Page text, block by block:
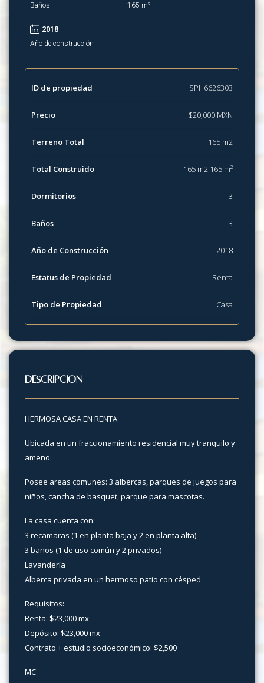
Baños 165 m²
2018
Año de construcción
ID de propiedad SPH6626303
Precio $20,000 MXN
Terreno Total 165 m2
Total Construido 165 m2 165 m²
Dormitorios 3
Baños 3
Año de Construcción 2018
Estatus de Propiedad Renta
Tipo de Propiedad Casa
Descripción
HERMOSA CASA EN RENTA
Ubicada en un fraccionamiento residencial muy tranquilo y
ameno.
Posee areas comunes: 3 albercas, parques de juegos para
niños, cancha de basquet, parque para mascotas.
La casa cuenta con:
3 recamaras (1 en planta baja y 2 en planta alta)
3 baños (1 de uso común y 2 privados)
Lavandería
Alberca privada en un hermoso patio con césped.
Requisitos:
Renta: $23,000 mx
Depósito: $23,000 mx
Contrato + estudio socioeconómico: $2,500
MC